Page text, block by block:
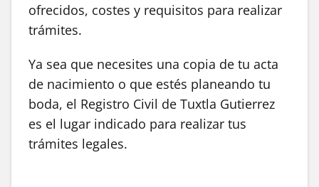
ofrecidos, costes y requisitos para realizar
trámites.
Ya sea que necesites una copia de tu acta
de nacimiento o que estés planeando tu
boda, el Registro Civil de Tuxtla Gutierrez
es el lugar indicado para realizar tus
trámites legales.